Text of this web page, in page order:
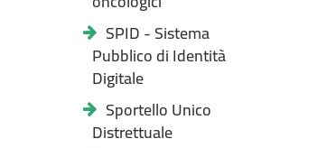
SPID - Sistema
Pubblico di Identità
Digitale
Sportello Unico
Distrettuale